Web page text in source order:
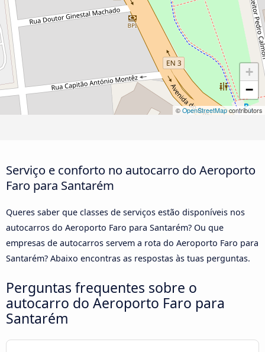
+
−
© OpenStreetMapcontributors
Serviço e conforto no autocarro do Aeroporto
Faro para Santarém
Queres saber que classes de serviços estão disponíveis nos
autocarros do Aeroporto Faro para Santarém? Ou que
empresas de autocarros servem a rota do Aeroporto Faro para
Santarém? Abaixo encontras as respostas às tuas perguntas.
Perguntas frequentes sobre o
autocarro do Aeroporto Faro para
Santarém